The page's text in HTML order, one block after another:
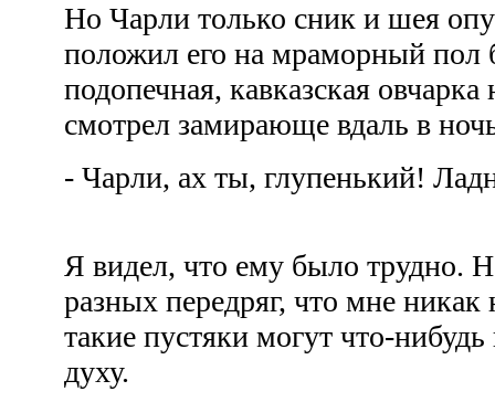
Но Чарли только сник и шея
положил его на мраморный пол
подопечная, кавказская
смотрел замирающе вдаль в
- Чарли, ах ты, глупенький!
Я видел, что ему было трудно.
разных передряг, что мне никак
такие пустяки могут что-
духу.